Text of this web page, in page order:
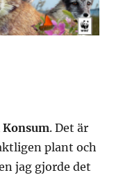
. Det är
plant och
jag gjorde det